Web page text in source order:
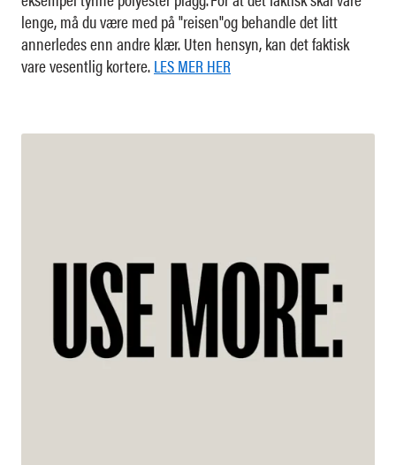
lenge, må du være med på "reisen"og behandle det litt
annerledes enn andre klær. Uten hensyn, kan det faktisk
vare vesentlig kortere.LES MER HER